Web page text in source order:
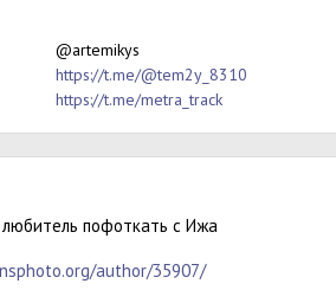
@artemikys
https://t.me/@tem2y_8310
https://t.me/metra_track
пофоткать с Ижа
author/35907/